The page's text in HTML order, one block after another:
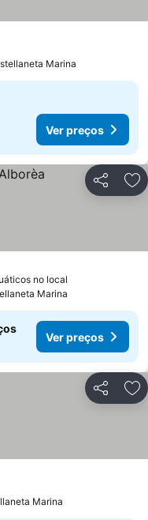
Marina
Ver preços
Partilhar
no local
Marina
Ver preços
Partilhar
Marina